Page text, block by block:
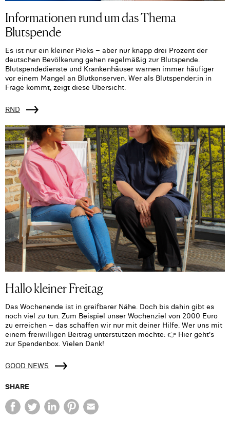
Informationen rund um das Thema
Blutspende
Es ist nur ein kleiner Pieks – aber nur knapp drei Prozent der
deutschen Bevölkerung gehen regelmäßig zur Blutspende.
Blutspendedienste und Krankenhäuser warnen immer häufiger
vor einem Mangel an Blutkonserven. Wer als Blutspender:in in
Frage kommt, zeigt diese Übersicht.
RND
Hallo kleiner Freitag
Das Wochenende ist in greifbarer Nähe. Doch bis dahin gibt es
noch viel zu tun. Zum Beispiel unser Wochenziel von 2000 Euro
zu erreichen – das schaffen wir nur mit deiner Hilfe. Wer uns mit
einem freiwilligen Beitrag unterstützen möchte: 👉 Hier geht's
zur Spendenbox. Vielen Dank!
GOOD NEWS
SHARE